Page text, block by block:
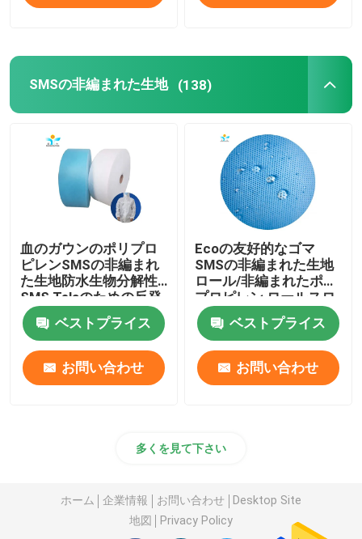
使い捨て可能な分離のガウン
3つの層使い捨て可能なマスク
使い捨て可能な実験室のコート
使い捨て可能な着物のガウン
使い捨て可能な敷布ロール
使い捨て可能な毛網の帽子
使い捨て可能な靴カバー
SMSの非編まれた生地 (138)
血のガウンのポリプロ
ピレンSMSの非編まれ
た生地防水生物分解性
SMS Telaのための反発
するSmsの文書
ベストプライス
お問い合わせ
Ecoの友好的なゴマ
SMSの非編まれた生地
ロール/非編まれたポリ
プロピレン ロールスロ
イス
ベストプライス
お問い合わせ
多くを見て下さい
ホーム 企業情報 お問い合わせ
Desktop Site
地図
Privacy Policy